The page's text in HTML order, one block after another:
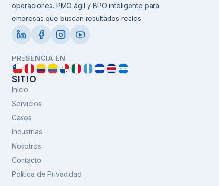
operaciones. PMO ágil y BPO inteligente para
empresas que buscan resultados reales.
PRESENCIA EN
SITIO
Inicio
Servicios
Casos
Industrias
Nosotros
Contacto
Política de Privacidad